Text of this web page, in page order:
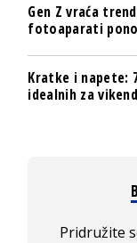
Gen Z vraća
fotoaparati
Kratke i napete:
idealnih za
Pridružite